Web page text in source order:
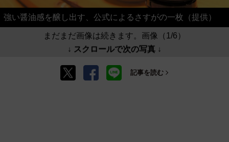
強い醤油感を醸し出す、公式によるさすがの一枚（提供）
まだまだ画像は続きます。画像（1/6）
↓ スクロールで次の写真 ↓
記事を読む